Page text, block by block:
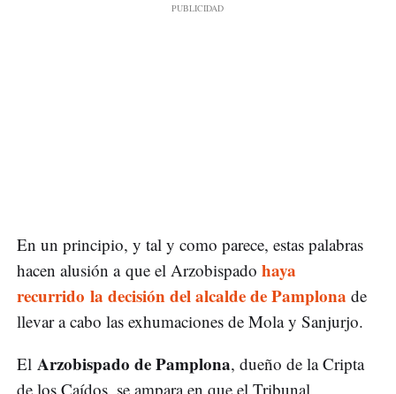
En un principio, y tal y como parece, estas palabras
hacen alusión a que el Arzobispado haya
recurrido la decisión del alcalde de Pamplona de
llevar a cabo las exhumaciones de Mola y Sanjurjo.
El Arzobispado de Pamplona, dueño de la Cripta
de los Caídos, se ampara en que el Tribunal